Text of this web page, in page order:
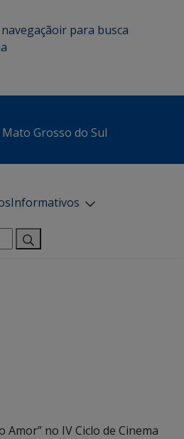
ir para busca
Grosso do Sul
Informativos
Amor” no IV Ciclo de Cinema